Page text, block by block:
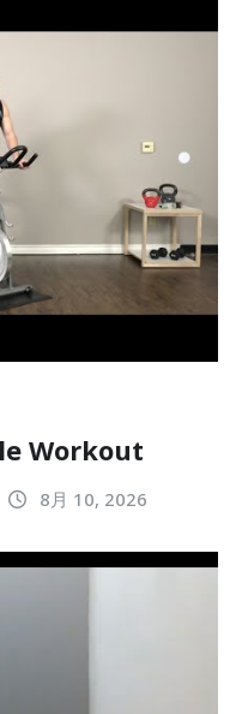
Workout
8月 10, 2026